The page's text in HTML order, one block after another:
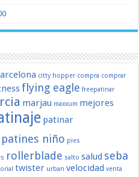
citty hopper compra comprar
flying eagle freepatinar
marjau maxxum mejores
patinar
patines niño pies
rollerblade salto salud seba
twister urban velocidad venta